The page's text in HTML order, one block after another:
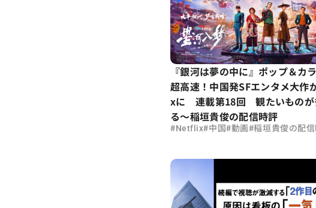
『銀河は夢の中に』ポップ＆カラ
超高速！中国発SFエンタメ大
xに 連載第18回 観たいものが
る～稲垣貴俊の配信時評
#Netflix#中国#動画#稲垣貴俊の配